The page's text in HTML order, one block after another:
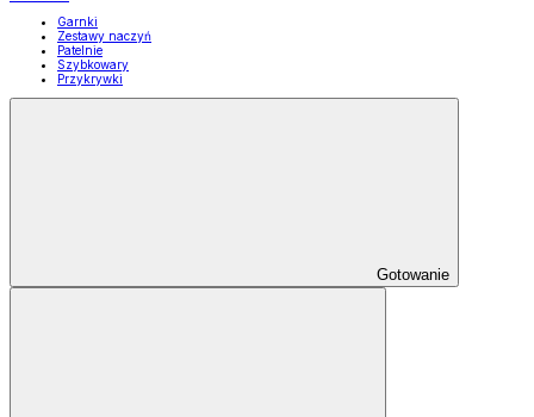
Garnki
Zestawy naczyń
Patelnie
Szybkowary
Przykrywki
Gotowanie